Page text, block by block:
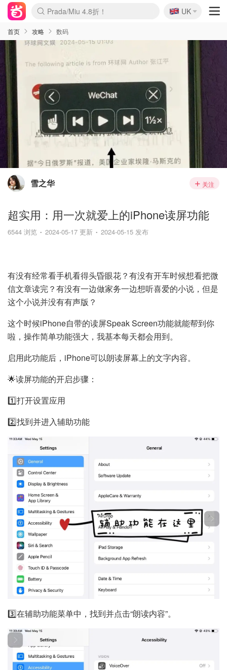
麦卢卡蜂蜜夏促！个位数！
Prada/Miu 4.8折！
啥？必胜客披萨5折！
🇬🇧
UK
首页 攻略 数码
雪之华 关注
超实用：用一次就爱上的iPhone读屏功能
6544 浏览 2024-05-17 更新 2024-05-15 发布
有没有经常看手机看得头昏眼花？有没有开车时候想看把微
信文章读完？有没有一边做家务一边想听喜爱的小说，但是
这个小说并没有有声版？
这个时候iPhone自带的读屏Speak Screen功能就能帮到你
啦，操作简单功能强大，我基本每天都会用到。
启用此功能后，iPhone可以朗读屏幕上的文字内容。
🌟读屏功能的开启步骤：
1️⃣打开设置应用
2️⃣找到并进入辅助功能
3️⃣在辅助功能菜单中，找到并点击“朗读内容”。